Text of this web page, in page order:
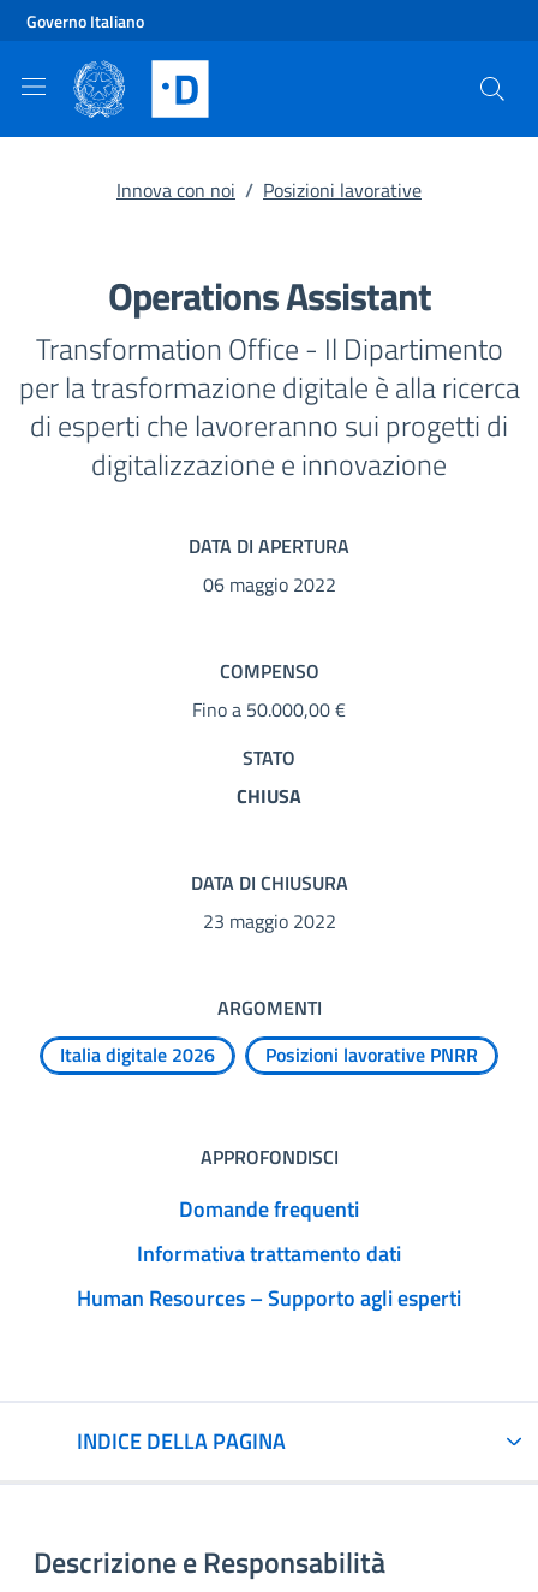
Vai al contenuto principale
Vai al footer
Governo Italiano
Innova con noi / Posizioni lavorative
Operations Assistant
Transformation Office - Il Dipartimento
per la trasformazione digitale è alla ricerca
di esperti che lavoreranno sui progetti di
digitalizzazione e innovazione
DATA DI APERTURA
06 maggio 2022
COMPENSO
Fino a 50.000,00 €
STATO
CHIUSA
DATA DI CHIUSURA
23 maggio 2022
ARGOMENTI
Italia digitale 2026
Posizioni lavorative PNRR
APPROFONDISCI
Domande frequenti
Informativa trattamento dati
Human Resources – Supporto agli esperti
INDICE DELLA PAGINA
Descrizione e Responsabilità